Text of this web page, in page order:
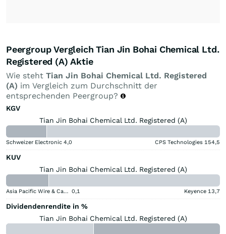
Peergroup Vergleich Tian Jin Bohai Chemical Ltd.
Registered (A) Aktie
Wie steht Tian Jin Bohai Chemical Ltd. Registered
(A) im Vergleich zum Durchschnitt der
entsprechenden Peergroup?
KGV
Tian Jin Bohai Chemical Ltd. Registered (A)
Schweizer Electronic 4,0 CPS Technologies 154,5
KUV
Tian Jin Bohai Chemical Ltd. Registered (A)
Asia Pacific Wire & Cable 0,1 Keyence 13,7
Dividendenrendite in %
Tian Jin Bohai Chemical Ltd. Registered (A)